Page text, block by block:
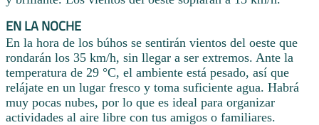
EN LA NOCHE
En la hora de los búhos se sentirán vientos del oeste que
rondarán los 35 km/h, sin llegar a ser extremos. Ante la
temperatura de 29 °C, el ambiente está pesado, así que
relájate en un lugar fresco y toma suficiente agua. Habrá
muy pocas nubes, por lo que es ideal para organizar
actividades al aire libre con tus amigos o familiares.